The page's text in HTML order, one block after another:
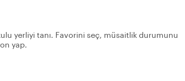
yerliyi tanı. Favorini seç, müsaitlik durumunu
yap.